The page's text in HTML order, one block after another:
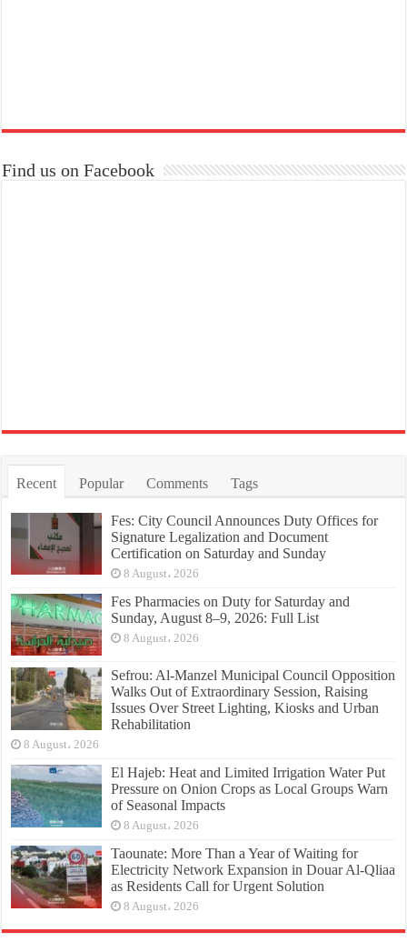
Find us on Facebook
Recent Popular Comments Tags
Fes: City Council Announces Duty Offices for
Signature Legalization and Document
Certification on Saturday and Sunday
8 August، 2026
Fes Pharmacies on Duty for Saturday and
Sunday, August 8–9, 2026: Full List
8 August، 2026
Sefrou: Al-Manzel Municipal Council Opposition
Walks Out of Extraordinary Session, Raising
Issues Over Street Lighting, Kiosks and Urban
Rehabilitation
8 August، 2026
El Hajeb: Heat and Limited Irrigation Water Put
Pressure on Onion Crops as Local Groups Warn
of Seasonal Impacts
8 August، 2026
Taounate: More Than a Year of Waiting for
Electricity Network Expansion in Douar Al-Qliaa
as Residents Call for Urgent Solution
8 August، 2026